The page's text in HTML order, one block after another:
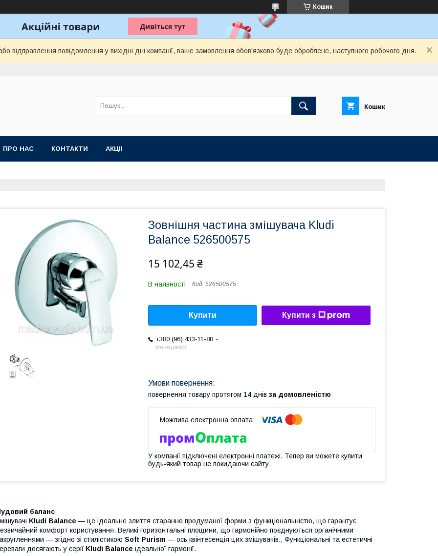
Кошик
відправлення повідомлення у вихідні дні компанії, ваше замовлення обов'язково буде оброблене, наступного робочого дня.
Кошик
ПРО НАС КОНТАКТИ АКЦІІ
Зовнішня частина змішувача Kludi
Balance 526500575
15 102,45 ₴
В наявності Код: 526500575
Купити Купити з
+380 (96) 433-11-88
менеджер
повернення товару протягом 14 днів за домовленістю
У компанії підключені електронні платежі. Тепер ви можете купити
будь-який товар не покидаючи сайту.
баланс
Kludi Balance — це ідеальне злиття старанно продуманої форми з функціональністю, що гарантує
комфорт користування. Великі горизонтальні площини, що гармонійно поєднуються органічними
— згідно зі стилістикою Soft Purism — ось квінтесенція цих змішувачів., Функціональні та естетичні
досягають у серії Kludi Balance ідеальної гармонії.